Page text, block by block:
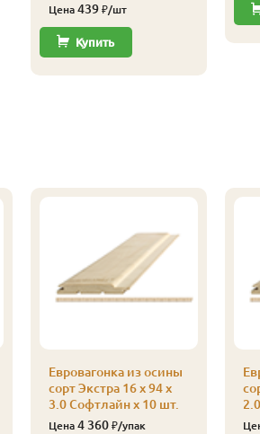
Цена 439₽/шт
Купить
Евровагонка из осины
сорт Экстра 16 x 94 x
3.0 Софтлайн x 10 шт.
Цена 4 360₽/упак